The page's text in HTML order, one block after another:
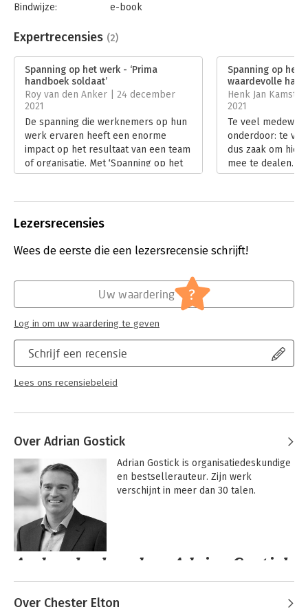
Bindwijze:
e-book
Bestandsformaat:
epub
Uitgever:
Business Contact
Druk:
1
Verschijningsdatum:
26-10-2021
Hoofdrubriek: Algemeen management
Expertrecensies (2)
Spanning op het werk - ‘Prima
handboek soldaat’
Roy van den Anker | 24 december
2021
De spanning die werknemers op hun
werk ervaren heeft een enorme
impact op het resultaat van een team
of organisatie. Met ‘Spanning op het
werk’ geven de auteurs handen en
effect, wat zijn de 8 voornaamste
oorzaken en wat kun je als
gezonde werkomgeving te creëren?
Spanning op het
waardevolle
Henk Jan
2021
Te veel
onderdoor: te
dus zaak om hier
mee te dealen.
werk doen
handreikingen.
Lezersrecensies
Wees de eerste die een lezersrecensie schrijft!
Schrijf een recensie
Lees ons recensiebeleid
Uw waardering ?
Log in om uw waardering te geven
Over Adrian Gostick
Adrian Gostick is organisatiedeskundige
en bestsellerauteur. Zijn werk
verschijnt in meer dan 30 talen.
Andere boeken door Adrian Gostick
Over Chester Elton